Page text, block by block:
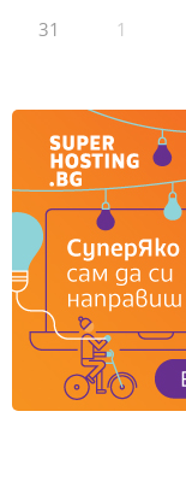
31 1